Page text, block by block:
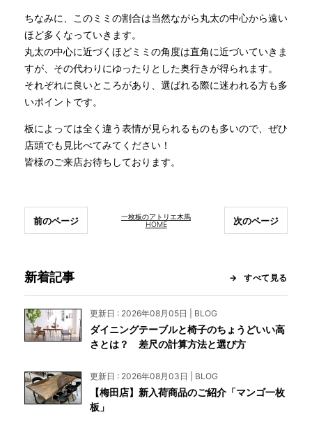
ちなみに、このミミの割合は当然ながら丸太の中心から遠い
ほど多くなっていきます。
丸太の中心に近づくほどミミの角度は直角に近づいていきま
すが、その代わりにゆったりとした奥行きが得られます。
それぞれに良いところがあり、選ばれる際に迷われる方も多
いポイントです。
板によっては全く違う表情が見られるものも多いので、ぜひ
店頭でも見比べてみてください！
皆様のご来店お待ちしております。
一枚板のアトリエ木馬
HOME
前のページ 次のページ
新着記事 すべて見る
更新日 : 2026年08月05日 | BLOG
ダイニングテーブルと椅子のちょうどいい高
さとは？ 差尺の計算方法と選び方
更新日 : 2026年08月03日 | BLOG
【梅田店】新入荷商品のご紹介「マンゴ一枚
板」